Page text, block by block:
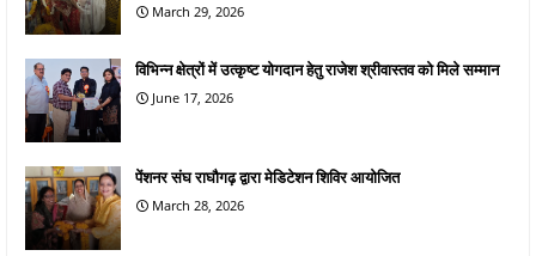
March 29, 2026
विभिन्न क्षेत्रों में उत्कृष्ट योगदान हेतु राजेश श्रीवास्तव को मिले सम्मान
June 17, 2026
पेंशनर संघ राघौगढ़ द्वारा मेडिटेशन शिविर आयोजित
March 28, 2026